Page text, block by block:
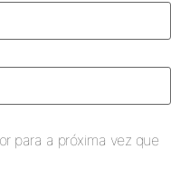
para a próxima vez que